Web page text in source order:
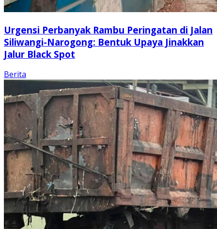
Urgensi Perbanyak Rambu Peringatan di Jalan
Siliwangi-Narogong: Bentuk Upaya Jinakkan
Jalur Black Spot
Berita